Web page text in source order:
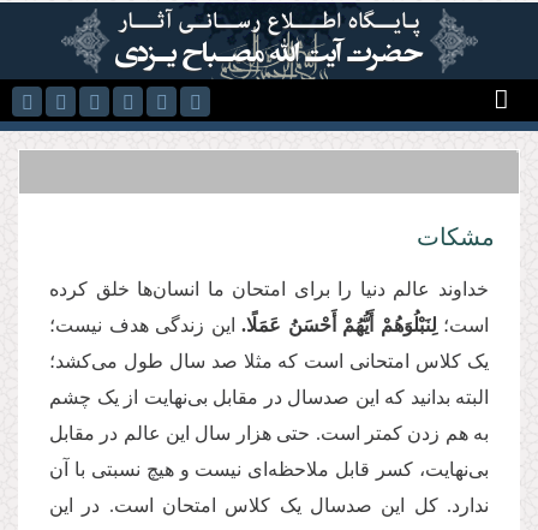
رفتن به محتوای اصلی
مشکات
خداوند عالم دنیا را برای امتحان ما انسان‌ها خلق کرده
است؛ لِنَبْلُوَهُمْ أَیُّهُمْ أَحْسَنُ عَمَلًا. این زندگی هدف نیست؛
یک کلاس امتحانی است که مثلا صد سال طول می‌کشد؛
البته بدانید که این صدسال در مقابل بی‌نهایت از یک چشم
به هم زدن کمتر است. حتى هزار سال این عالم در مقابل
بی‌نهایت، کسر قابل ملاحظه‌ای نیست و هیچ نسبتی با آن
ندارد. کل این صدسال یک کلاس امتحان است. در این